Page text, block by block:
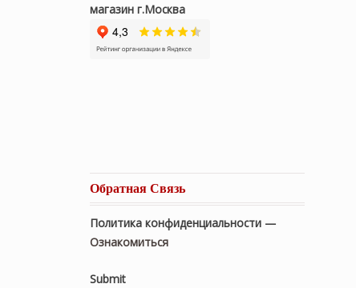
магазин г.Москва
Обратная Связь
Политика конфиденциальности —
Ознакомиться
Submit